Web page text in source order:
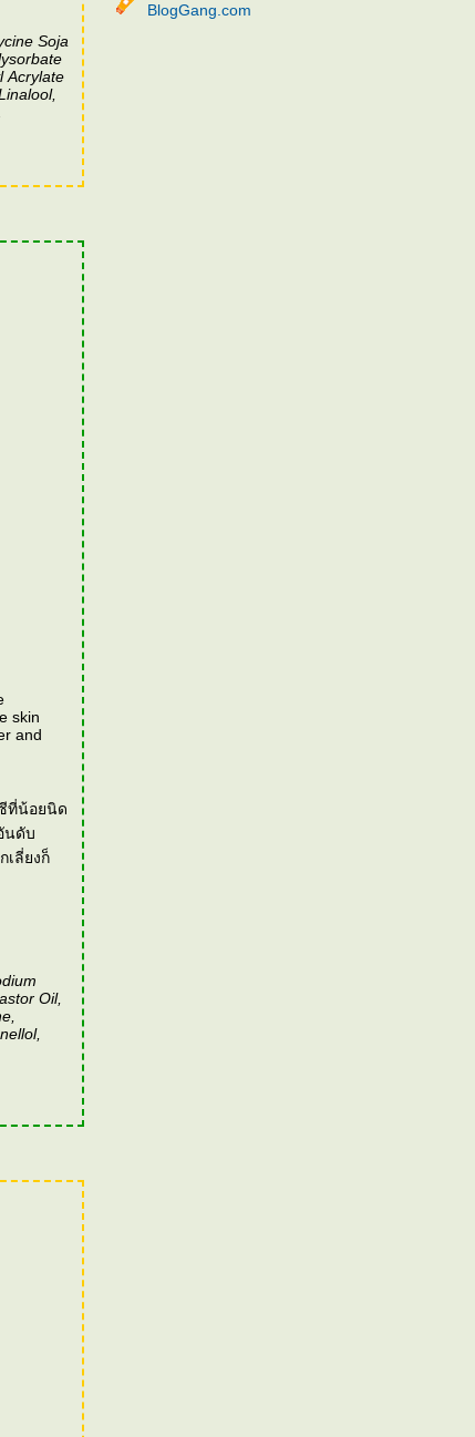
Soja
Acrylate
skin
and
ที่น้อยนิด
นดับ
ลี่ยงก็
Oil,
BlogGang.com